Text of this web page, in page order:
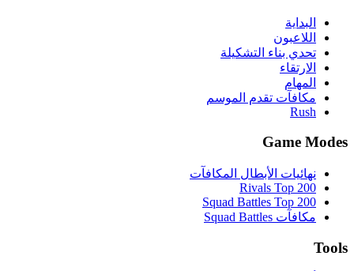
البداية
اللاعبون
تحدي بناء التشكيلة
الارتقاء
المهام
مكافآت تقدم الموسم
Rush
Game Modes
نهائيات الأبطال المكافآت
Rivals Top 200
Squad Battles Top 200
مكافآت Squad Battles
Tools